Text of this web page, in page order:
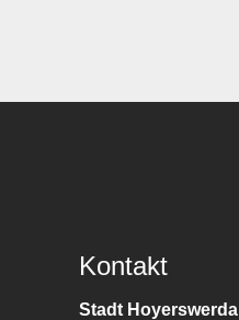
Kontakt
Stadt Hoyerswerda